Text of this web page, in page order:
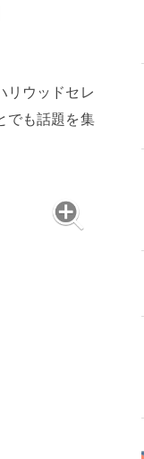
リウッドセレ
でも話題を集